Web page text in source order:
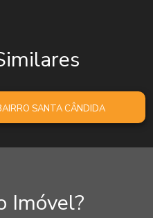
SANTA CÂNDIDA
Imóvel?